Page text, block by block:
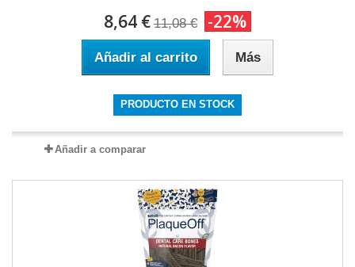
8,64 € 11,08 € -22%
Añadir al carrito Más
PRODUCTO EN STOCK
Añadir a comparar